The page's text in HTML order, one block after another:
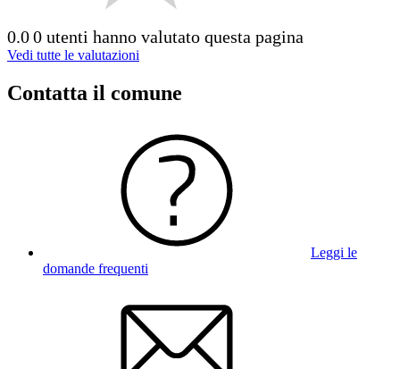
0.00 utenti hanno valutato questa pagina
Vedi tutte le valutazioni
Contatta il comune
Leggi le
domande frequenti